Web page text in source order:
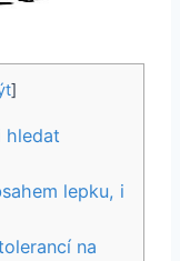
]
hledat
lepku, i
na